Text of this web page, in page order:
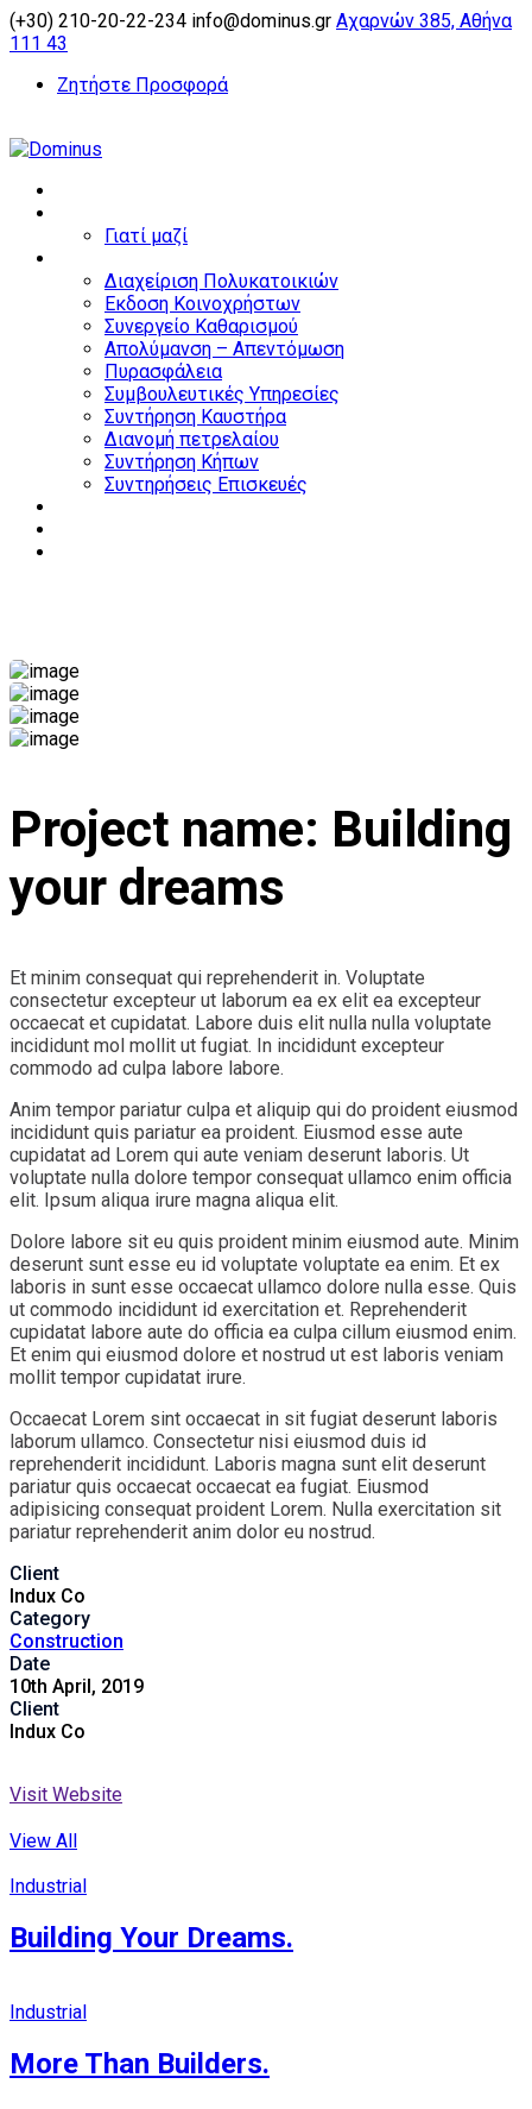
(+30) 210-20-22-234 info@dominus.gr Αχαρνών 385, Αθήνα
111 43
Ζητήστε Προσφορά
Γιατί μαζί
Διαχείριση Πολυκατοικιών
Εκδοση Κοινοχρήστων
Συνεργείο Καθαρισμού
Απολύμανση – Απεντόμωση
Πυρασφάλεια
Συμβουλευτικές Υπηρεσίες
Συντήρηση Καυστήρα
Διανομή πετρελαίου
Συντήρηση Κήπων
Συντηρήσεις Επισκευές
Project name: Building
your dreams
Et minim consequat qui reprehenderit in. Voluptate
consectetur excepteur ut laborum ea ex elit ea excepteur
occaecat et cupidatat. Labore duis elit nulla nulla voluptate
incididunt mol mollit ut fugiat. In incididunt excepteur
commodo ad culpa labore labore.
Anim tempor pariatur culpa et aliquip qui do proident eiusmod
incididunt quis pariatur ea proident. Eiusmod esse aute
cupidatat ad Lorem qui aute veniam deserunt laboris. Ut
voluptate nulla dolore tempor consequat ullamco enim officia
elit. Ipsum aliqua irure magna aliqua elit.
Dolore labore sit eu quis proident minim eiusmod aute. Minim
deserunt sunt esse eu id voluptate voluptate ea enim. Et ex
laboris in sunt esse occaecat ullamco dolore nulla esse. Quis
ut commodo incididunt id exercitation et. Reprehenderit
cupidatat labore aute do officia ea culpa cillum eiusmod enim.
Et enim qui eiusmod dolore et nostrud ut est laboris veniam
mollit tempor cupidatat irure.
Occaecat Lorem sint occaecat in sit fugiat deserunt laboris
laborum ullamco. Consectetur nisi eiusmod duis id
reprehenderit incididunt. Laboris magna sunt elit deserunt
pariatur quis occaecat occaecat ea fugiat. Eiusmod
adipisicing consequat proident Lorem. Nulla exercitation sit
pariatur reprehenderit anim dolor eu nostrud.
Client
Indux Co
Category
Construction
Date
10th April, 2019
Client
Indux Co
Visit Website
View All
Industrial
Building Your Dreams.
Industrial
More Than Builders.